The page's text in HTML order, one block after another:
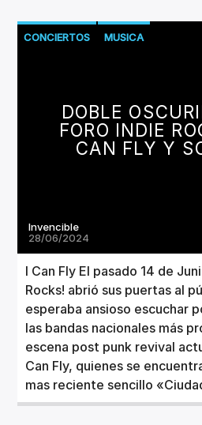
CONCIERTOS MUSICA
DOBLE
FORO INDIE
CAN FLY Y
Invencible
28/06/2024
I Can Fly El pasado 14 de
Rocks! abrió sus puertas al
esperaba ansioso escuchar
las bandas nacionales más
escena post punk revival
Can Fly, quienes se
mas reciente sencillo